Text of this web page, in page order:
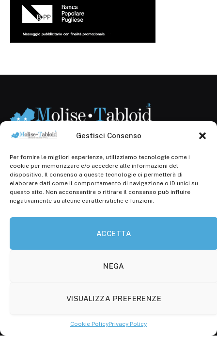
Gestisci Consenso
Per fornire le migliori esperienze, utilizziamo tecnologie come i
cookie per memorizzare e/o accedere alle informazioni del
dispositivo. Il consenso a queste tecnologie ci permetterà di
elaborare dati come il comportamento di navigazione o ID unici su
questo sito. Non acconsentire o ritirare il consenso può influire
negativamente su alcune caratteristiche e funzioni.
ACCETTA
NEGA
VISUALIZZA PREFERENZE
Cookie PolicyPrivacy Policy
Registr. presso il Tribunale di Campobasso: 3/2013 del
14.11.2013, Cron. 1254
Roc: iscrizione n° 25549 (Prot. 1138/com/15 del
30.04.2015)
P.Iva: 01707150700